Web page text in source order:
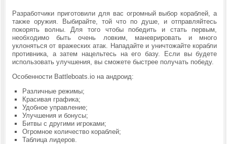
Разработчики приготовили для вас огромный выбор кораблей, а
также оружия. Выбирайте, той что по душе, и отправляйтесь
покорять волны. Для того чтобы победить и стать первым,
необходимо быть очень ловким, маневрировать и много
уклоняться от вражеских атак. Нападайте и уничтожайте корабли
противника, а затем нацельтесь на его базу. Если вы будете
использовать улучшения, вы сможете быстрее получать победу.
Особенности Battleboats.io на андроид:
Различные режимы;
Красивая графика;
Удобное управление;
Улучшения и бонусы;
Битвы с другими игроками;
Огромное количество кораблей;
Таблица лидеров.